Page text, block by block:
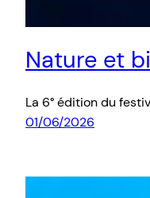
Nature et
La 6° édition du
01/06/2026